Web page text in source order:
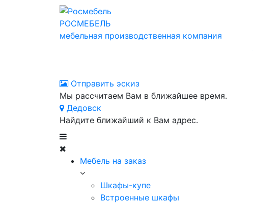
РОСМЕБЕЛЬ
мебельная производственная компания
Отправить эскиз
Мы рассчитаем Вам в ближайшее время.
Дедовск
Найдите ближайший к Вам адрес.
Мебель на заказ
Шкафы-купе
Встроенные шкафы